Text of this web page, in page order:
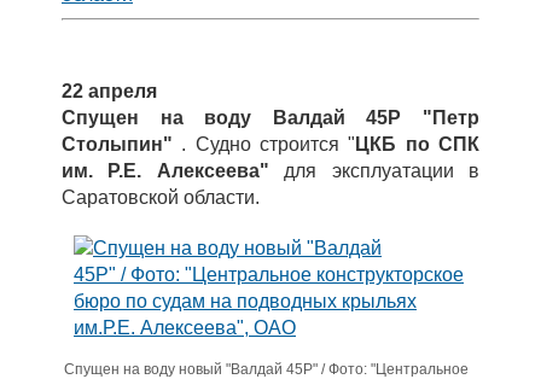
22 апреля
Спущен на воду Валдай 45Р "Петр
Столыпин" . Судностроится " ЦКБ по СПК
им. Р.Е. Алексеева" для эксплуатации в
Саратовской области.
Спущен на воду новый "Валдай 45Р" / Фото: "Центральное